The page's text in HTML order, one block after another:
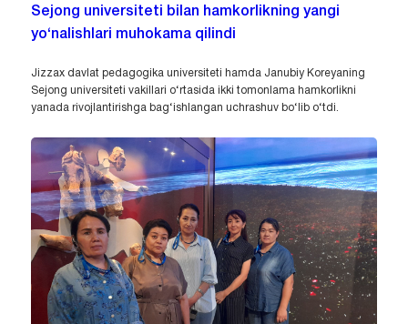
Sejong universiteti bilan hamkorlikning yangi
yo‘nalishlari muhokama qilindi
Jizzax davlat pedagogika universiteti hamda Janubiy Koreyaning
Sejong universiteti vakillari o‘rtasida ikki tomonlama hamkorlikni
yanada rivojlantirishga bag‘ishlangan uchrashuv bo‘lib o‘tdi.